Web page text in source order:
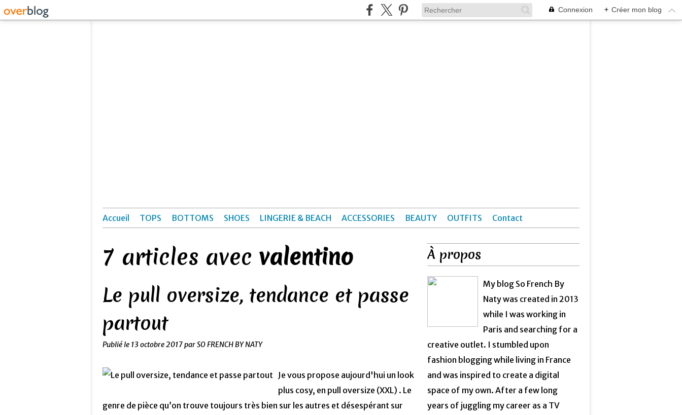
Connexion + Créer mon blog
Accueil TOPS BOTTOMS SHOES LINGERIE & BEACH ACCESSORIES BEAUTY OUTFITS Contact
7 articles avec valentino
Le pull oversize, tendance et passe
partout
Publié le 13 octobre 2017par SO FRENCH BY NATY
Je vous propose aujourd'hui un look
plus cosy, en pull oversize (XXL) . Le
genre de pièce qu’on trouve toujours très bien sur les autres et désespérant sur
À propos
My blog So French By
Naty was created in 2013
while I was working in
Paris and searching for a
creative outlet. I stumbled upon
fashion blogging while living in France
and was inspired to create a digital
space of my own. After a few long
years of juggling my career as a TV